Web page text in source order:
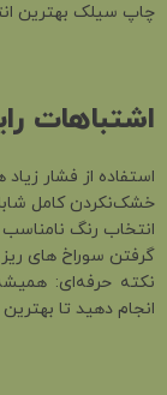
چاپ سیلک بهترین
اشتباهات
استفاده از فشار
خشک‌نکردن کامل
انتخاب رنگ نامناسب
گرفتن سوراخ های
نکته حرفه‌ای:
انجام دهید تا